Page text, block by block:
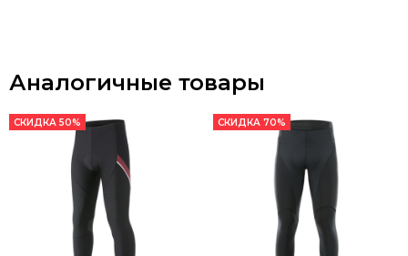
Аналогичные товары
СКИДКА 50% СКИДКА 70%